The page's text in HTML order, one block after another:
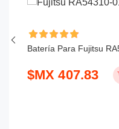
Batería Para Fujitsu
$MX 407.83